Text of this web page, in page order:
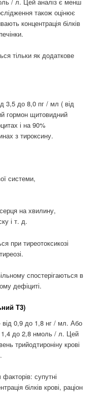
/ л. Цей аналіз є менш
також оцінює
концентрація білків
тільки як додаткове
3,5 до 8,0 пг / мл ( від
гормон щитовидний
і на 90%
з тироксину.
системи,
на хвилину,
і т. д.
при тиреотоксикозі
спостерігаються в
дефіциті.
Т3)
від 0,9 до 1,8 нг / мл. Або
1,4 до 2,8 нмоль / л. Цей
трийодтироніну крові
супутні
білків крові, раціон